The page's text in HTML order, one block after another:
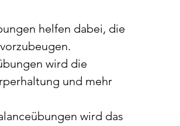
helfen dabei, die
wird die
und mehr
wird das